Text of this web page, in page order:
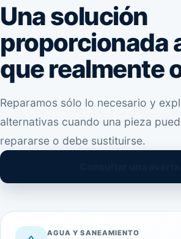
Una solución
proporcionada
que realmente
Reparamos sólo lo necesario y
alternativas cuando una pieza
repararse o debe sustituirse.
AGUA Y SANEAMIENTO